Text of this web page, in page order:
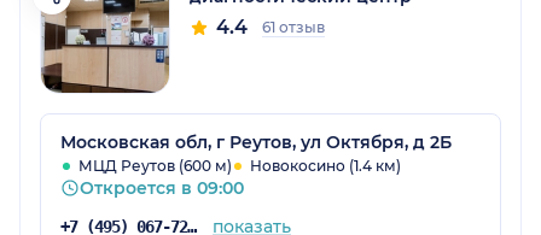
4.4 61 отзыв
Московская обл, г Реутов, ул Октября, д 2Б
МЦД Реутов (600 м) Новокосино (1.4 км)
Откроется в 09:00
+7 (495) 067-72-25 показать